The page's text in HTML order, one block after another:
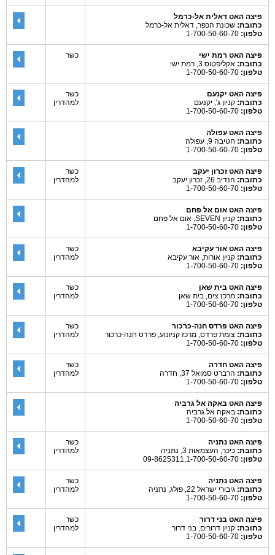
פיצה האט דאלית אל-כרמל
כתובת: שכונת הכפר, דאלית אל-כרמל
טלפון:
פיצה האט רמת ישי
כתובת: אקליפטוס 3, רמת ישי
טלפון:
כשר
פיצה האט יקנעם
כתובת: קניון ג', יקנעם
טלפון:
כשר
למהדרין
פיצה האט עפולה
כתובת: חטיבה 9, עפולה
טלפון:
פיצה האט זכרון יעקב
כתובת: הנדיב 26, זכרון יעקב
טלפון:
כשר
למהדרין
פיצה האט אום אל פחם
כתובת: קניון SEVEN, אום אל פחם
טלפון:
פיצה האט אור עקיבא
כתובת: קניון אורות, אור עקיבא
טלפון:
כשר
למהדרין
פיצה האט בית שאן
כתובת: מרכז צים, בית שאן
טלפון:
כשר
למהדרין
פיצה האט פרדס חנה-כרכור
כתובת: צומת פרדס, מרכז קניונוע, פרדס חנה-כרכור
טלפון:
כשר
למהדרין
פיצה האט חדרה
כתובת: הרברט סמואל 37, חדרה
טלפון:
כשר
למהדרין
פיצה האט באקה אל גרביה
כתובת: באקה אל גרביה
טלפון:
פיצה האט נתניה
כתובת: כיכר, העצמאות 3, נתניה
טלפון:
כשר
למהדרין
פיצה האט נתניה
כתובת: גיבורי ישראל 22, פולג, נתניה
טלפון:
כשר
למהדרין
פיצה האט בני דרור
כתובת: קניון דרורים, בני דרור
טלפון:
כשר
למהדרין